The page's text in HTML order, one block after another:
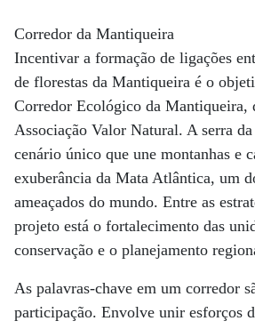
Corredor da Mantiqueira
Incentivar a formação de ligações
de florestas da Mantiqueira é o
Corredor Ecológico da Mantiqueira,
Associação Valor Natural. A serra
cenário único que une montanhas e
exuberância da Mata Atlântica, um
ameaçados do mundo. Entre as
projeto está o fortalecimento das
conservação e o planejamento
As palavras-chave em um corredor
participação. Envolve unir esforços